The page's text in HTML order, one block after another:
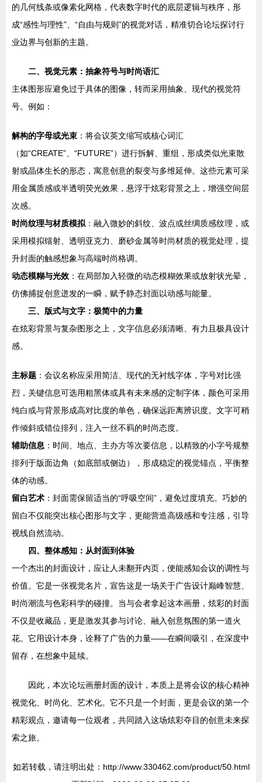
的几何线条或像素化网格，代表数字时代的底层逻辑与秩序，形
成“感性与理性”、“自由与规则”的视觉对话，精准切合论坛探讨行
业边界与创新的主题。
二、视觉元素：抽象符号与时尚语汇
主体图形应避免过于具体的图像，转而采用抽象、现代的视觉符
号。例如：
解构的字母或光束 ：将会议英文缩写或核心词汇
（如“CREATE”、“FUTURE”）进行拆解、重组，形成类似光束散
射或晶体生长的形态，寓意创意的裂变与多维延伸。这些元素可采
用金属质感或半透明荧光效果，悬浮于炫彩背景之上，增强空间层
次感。
时尚纹理与材质模拟 ：融入微妙的斜纹、波点或丝绸质感纹理，或
采用模拟镭射、透明亚克力、磨砂金属等时尚材质的视觉处理，提
升封面的触感想象与高端时尚格调。
动态模糊与光效 ：在局部加入轻微的动态模糊效果或放射状光晕，
仿佛捕捉创意迸发的一瞬，赋予静态封面以动感与能量。
三、版式与文字：极简中的力量
在炫彩背景与复杂图形之上，文字信息必须清晰、有力且极具设计
感。
主标题 ：会议名称应采用简洁、现代的无衬线字体，字号对比强
烈，关键信息可选用粗黑体或具有未来感的定制字体，颜色可采用
纯白或与背景形成高对比度的单色，确保远距离辨识度。文字可稍
作倾斜或错位排列，注入一丝不羁的时尚态度。
辅助信息 ：时间、地点、主办方等次要信息，以精致的小字号规整
排列于版面边角（如底部或侧边），形成稳定的视觉锚点，平衡整
体的动感。
留白艺术 ：封面需保留适当的“呼吸空间”，避免过度填充。巧妙的
留白不仅能突出核心图形与文字，更能营造高级感和专注感，引导
视线自然流动。
四、整体感知：从封面到体验
一个杰出的封面设计，应让人未翻开内页，便能感知会议的调性与
价值。它是一张视觉名片，宣告这是一场关于广告设计巅峰智慧、
时尚潮流与色彩科学的碰撞。当与会者拿起这本画册，炫彩的封面
不仅是收藏品，更是激发其参与讨论、融入创意氛围的第一道火
花。它用设计本身，诠释了广告的力量——在瞬间吸引，在深度中
留存，在想象中延续。
因此，本次论坛画册封面的设计，本质上是将会议的核心精神
视觉化、时尚化、艺术化。它不只是一个封面，更是会议的第一个
精彩观点，邀请每一位观者，共同踏入这场炫彩夺目的创意未来探
索之旅。
如若转载，请注明出处：http://www.330462.com/product/50.html